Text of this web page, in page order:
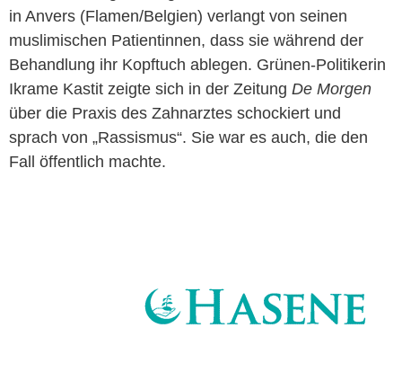
in Anvers (Flamen/Belgien) verlangt von seinen
muslimischen Patientinnen, dass sie während der
Behandlung ihr Kopftuch ablegen. Grünen-Politikerin
Ikrame Kastit zeigte sich in der Zeitung De Morgen
über die Praxis des Zahnarztes schockiert und
sprach von „Rassismus“. Sie war es auch, die den
Fall öffentlich machte.